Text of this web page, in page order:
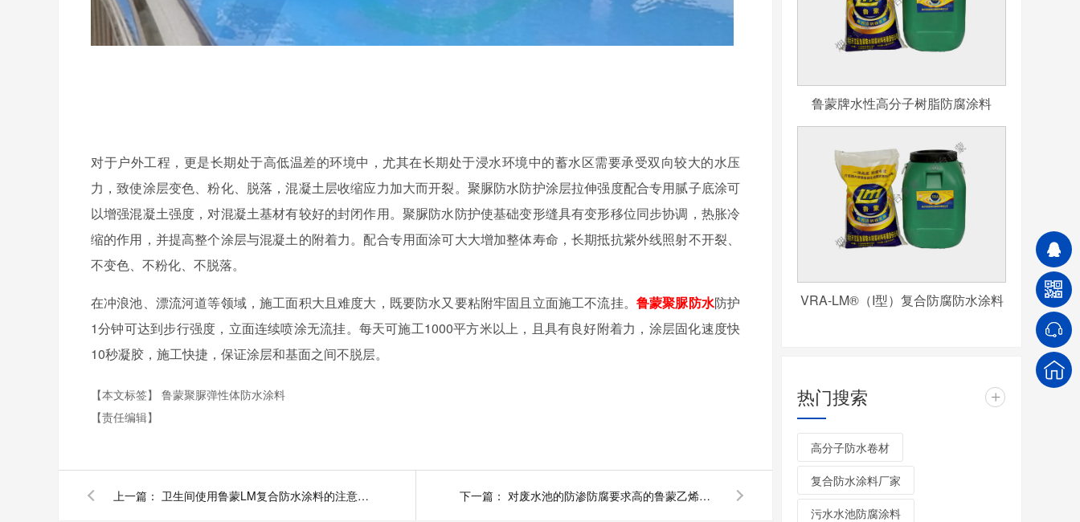
对于户外工程，更是长期处于高低温差的环境中，尤其在长期处于浸水环境中的蓄水区需要承受双向较大的水压
力，致使涂层变色、粉化、脱落，混凝土层收缩应力加大而开裂。聚脲防水防护涂层拉伸强度配合专用腻子底涂可
以增强混凝土强度，对混凝土基材有较好的封闭作用。聚脲防水防护使基础变形缝具有变形移位同步协调，热胀冷
缩的作用，并提高整个涂层与混凝土的附着力。配合专用面涂可大大增加整体寿命，长期抵抗紫外线照射不开裂、
不变色、不粉化、不脱落。
在冲浪池、漂流河道等领域，施工面积大且难度大，既要防水又要粘附牢固且立面施工不流挂。 鲁蒙聚脲防水防护
1分钟可达到步行强度，立面连续喷涂无流挂。每天可施工1000平方米以上，且具有良好附着力，涂层固化速度快
10秒凝胶，施工快捷，保证涂层和基面之间不脱层。
【本文标签】 鲁蒙聚脲弹性体防水涂料
【责任编辑】
上一篇： 卫生间使用鲁蒙LM复合防水涂料的注意事项 下一篇： 对废水池的防渗防腐要求高的鲁蒙乙烯基酯防腐涂料
鲁蒙牌水性高分子树脂防腐涂料
VRA-LM®（I型）复合防腐防水涂料
热门搜索 +
高分子防水卷材
复合防水涂料厂家
污水水池防腐涂料